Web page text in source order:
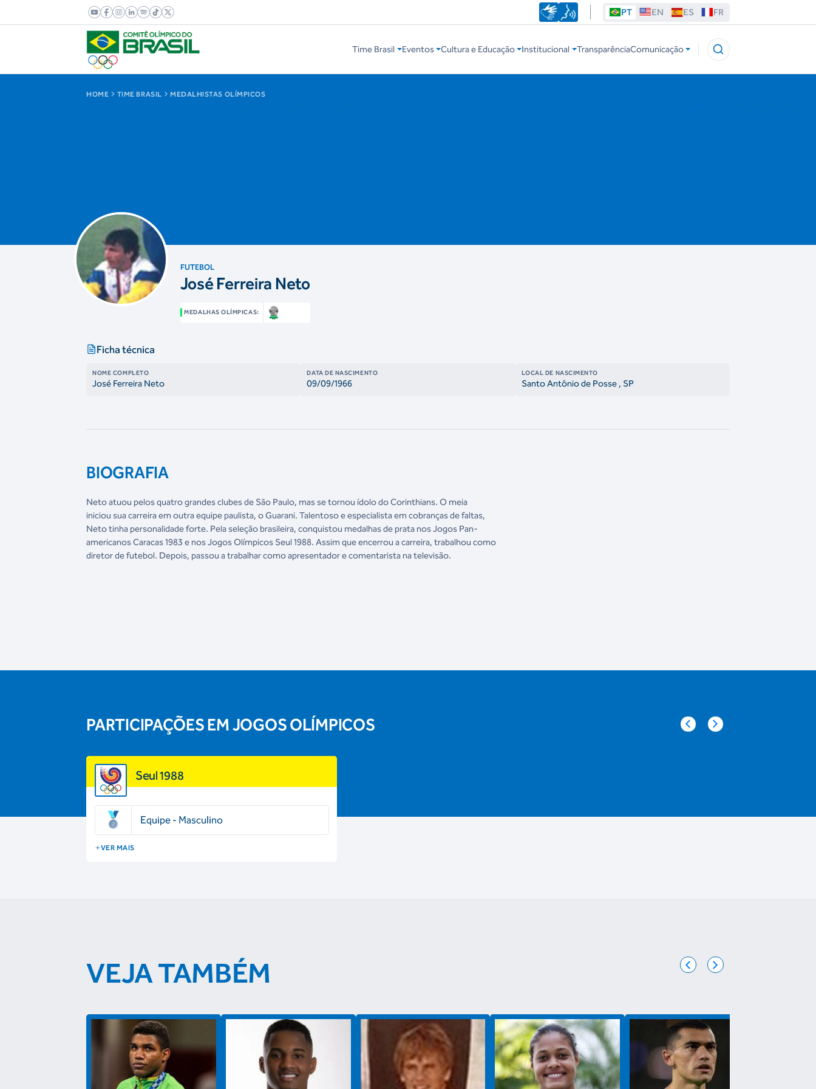
PT EN ES FR
Time Brasil Eventos Cultura e Educação Institucional TransparênciaComunicação
HOME TIME BRASIL MEDALHISTAS OLÍMPICOS
FUTEBOL
José Ferreira Neto
MEDALHAS OLÍMPICAS:
Ficha técnica
NOME COMPLETO
José Ferreira Neto
DATA DE NASCIMENTO
09/09/1966
LOCAL DE NASCIMENTO
Santo Antônio de Posse , SP
BIOGRAFIA
Neto atuou pelos quatro grandes clubes de São Paulo, mas se tornou ídolo do Corinthians. O meia
iniciou sua carreira em outra equipe paulista, o Guarani. Talentoso e especialista em cobranças de faltas,
Neto tinha personalidade forte. Pela seleção brasileira, conquistou medalhas de prata nos Jogos Pan-
americanos Caracas 1983 e nos Jogos Olímpicos Seul 1988. Assim que encerrou a carreira, trabalhou como
diretor de futebol. Depois, passou a trabalhar como apresentador e comentarista na televisão.
PARTICIPAÇÕES EM JOGOS OLÍMPICOS
Seul 1988
Equipe - Masculino
VER MAIS
VEJA TAMBÉM